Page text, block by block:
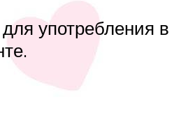
употребления